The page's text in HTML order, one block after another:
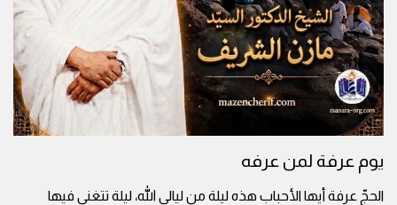
يوم عرفة لمن عرفه
الحجّ عرفة أيها الأحباب هذه ليلة من ليالي الله، ليلة تتغنى فيها